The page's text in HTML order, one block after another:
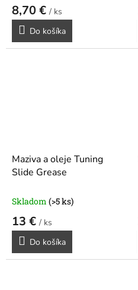
8,70 € / ks
Do košíka
Maziva a oleje Tuning
Slide Grease
Skladom (>5 ks)
13 € / ks
Do košíka